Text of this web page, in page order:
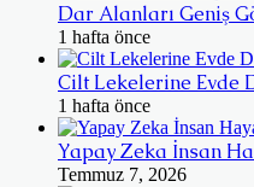
Dar Alanları Geniş
1 hafta önce
Cilt Lekelerine Evde
1 hafta önce
Yapay Zeka İnsan
Temmuz 7, 2026